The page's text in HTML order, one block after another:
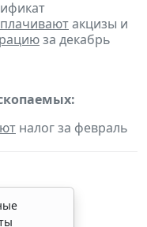
акцизы и
за декабрь
налог за февраль